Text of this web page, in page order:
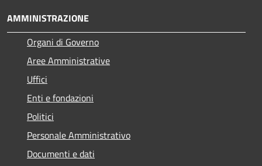
AMMINISTRAZIONE
Organi di Governo
Aree Amministrative
Uffici
Enti e fondazioni
Politici
Personale Amministrativo
Documenti e dati